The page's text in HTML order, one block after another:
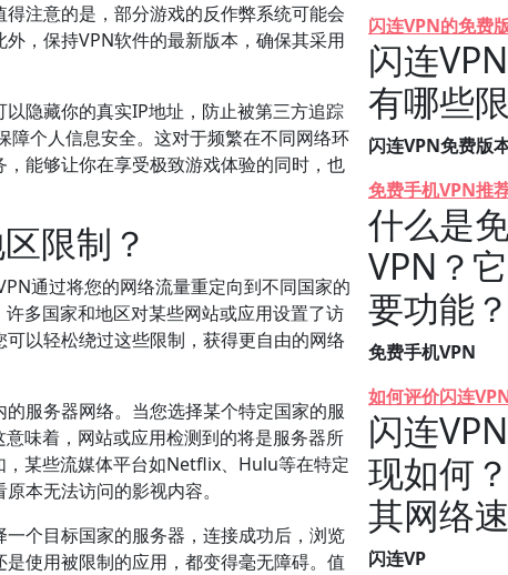
注意的是，部分游戏的反作弊系统可能会
，保持VPN软件的最新版本，确保其采用
隐藏你的真实IP地址，防止被第三方追踪
障个人信息安全。这对于频繁在不同网络环
能够让你在享受极致游戏体验的同时，也
限制？
通过将您的网络流量重定向到不同国家的
多国家和地区对某些网站或应用设置了访
以轻松绕过这些限制，获得更自由的网络
服务器网络。当您选择某个特定国家的服
味着，网站或应用检测到的将是服务器所
某些流媒体平台如Netflix、Hulu等在特定
本无法访问的影视内容。
个目标国家的服务器，连接成功后，浏览
使用被限制的应用，都变得毫无障碍。值
闪连VPN的免费
闪连
有哪些
闪连VPN免费版
免费手机VPN推
什么是
VPN？
要功能？
免费手机VPN
如何评价闪连
闪连
现如何
其网络
闪连VP